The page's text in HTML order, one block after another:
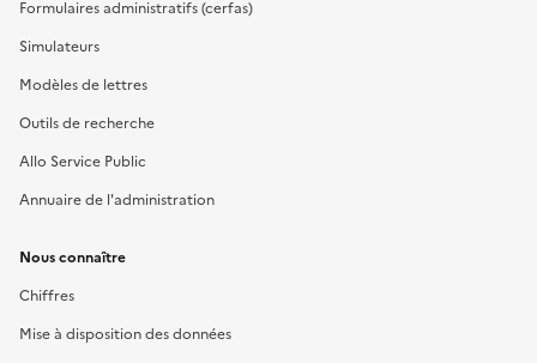
Formulaires administratifs (cerfas)
Simulateurs
Modèles de lettres
Outils de recherche
Allo Service Public
Annuaire de l'administration
Nous connaître
Chiffres
Mise à disposition des données